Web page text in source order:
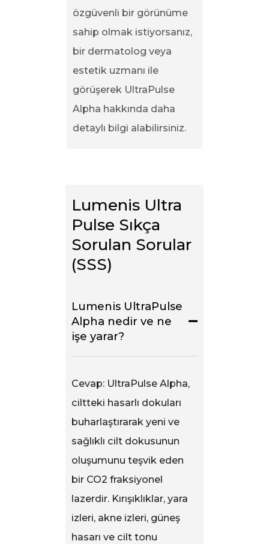
özgüvenli bir görünüme
sahip olmak istiyorsanız,
bir dermatolog veya
estetik uzmanı ile
görüşerek UltraPulse
Alpha hakkında daha
detaylı bilgi alabilirsiniz.
Lumenis Ultra
Pulse Sıkça
Sorulan Sorular
(SSS)
Lumenis UltraPulse
Alpha nedir ve ne
işe yarar?
Cevap: UltraPulse Alpha,
ciltteki hasarlı dokuları
buharlaştırarak yeni ve
sağlıklı cilt dokusunun
oluşumunu teşvik eden
bir CO2 fraksiyonel
lazerdir. Kırışıklıklar, yara
izleri, akne izleri, güneş
hasarı ve cilt tonu